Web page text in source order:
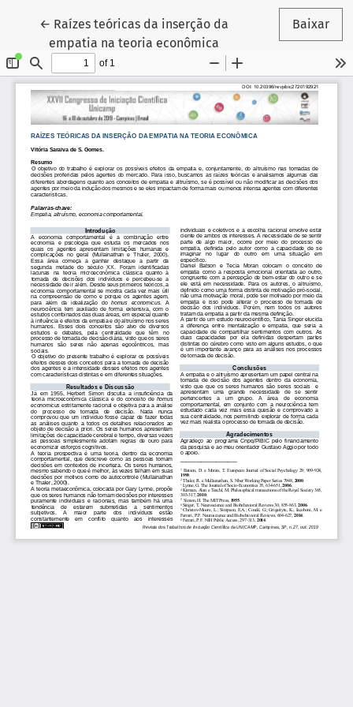
← Voltar aos Detalhes do Artigo
Raízes teóricas da inserção da
empatia na teoria econômica
Baixar